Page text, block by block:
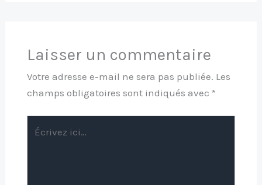
Laisser un commentaire
Votre adresse e-mail ne sera pas publiée. Les
champs obligatoires sont indiqués avec *